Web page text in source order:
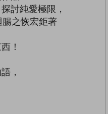
討純愛極限，
之恢宏鉅著
！
，